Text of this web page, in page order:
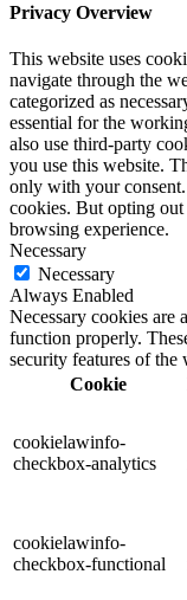
Privacy Overview
This website uses
navigate through the
categorized as
essential for the
also use third-party
you use this website.
only with your
cookies. But opting
browsing experience.
Necessary
Necessary
Always Enabled
Necessary cookies are
function properly.
security features of the
Cookie
cookielawinfo-
checkbox-analytics
cookielawinfo-
checkbox-functional